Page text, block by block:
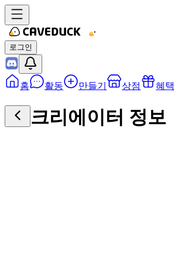
로그인
홈 활동 만들기 상점 혜택
크리에이터 정보